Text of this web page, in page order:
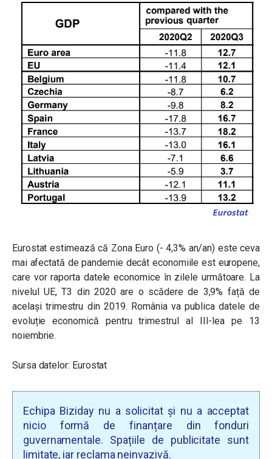
Eurostat estimează că Zona Euro (- 4,3% an/an) este ceva
mai afectată de pandemie decât economiile est europene,
care vor raporta datele economice în zilele următoare. La
nivelul UE, T3 din 2020 are o scădere de 3,9% față de
același trimestru din 2019. România va publica datele de
evoluție economică pentru trimestrul al III-lea pe 13
noiembrie.
Sursa datelor: Eurostat
Echipa Biziday nu a solicitat și nu a acceptat
nicio formă de finanțare din fonduri
guvernamentale. Spațiile de publicitate sunt
limitate, iar reclama neinvazivă.